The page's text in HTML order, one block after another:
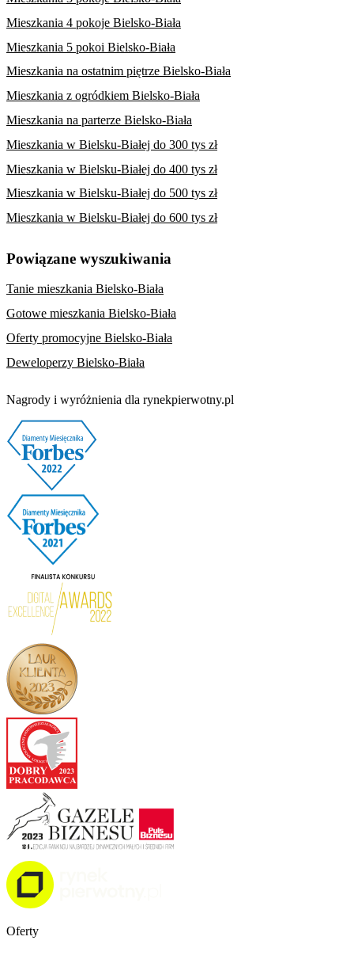
Mieszkania 4 pokoje Bielsko-Biała
Mieszkania 5 pokoi Bielsko-Biała
Mieszkania na ostatnim piętrze Bielsko-Biała
Mieszkania z ogródkiem Bielsko-Biała
Mieszkania na parterze Bielsko-Biała
Mieszkania w Bielsku-Białej do 300 tys zł
Mieszkania w Bielsku-Białej do 400 tys zł
Mieszkania w Bielsku-Białej do 500 tys zł
Mieszkania w Bielsku-Białej do 600 tys zł
Powiązane wyszukiwania
Tanie mieszkania Bielsko-Biała
Gotowe mieszkania Bielsko-Biała
Oferty promocyjne Bielsko-Biała
Deweloperzy Bielsko-Biała
Nagrody i wyróżnienia dla rynekpierwotny.pl
Oferty